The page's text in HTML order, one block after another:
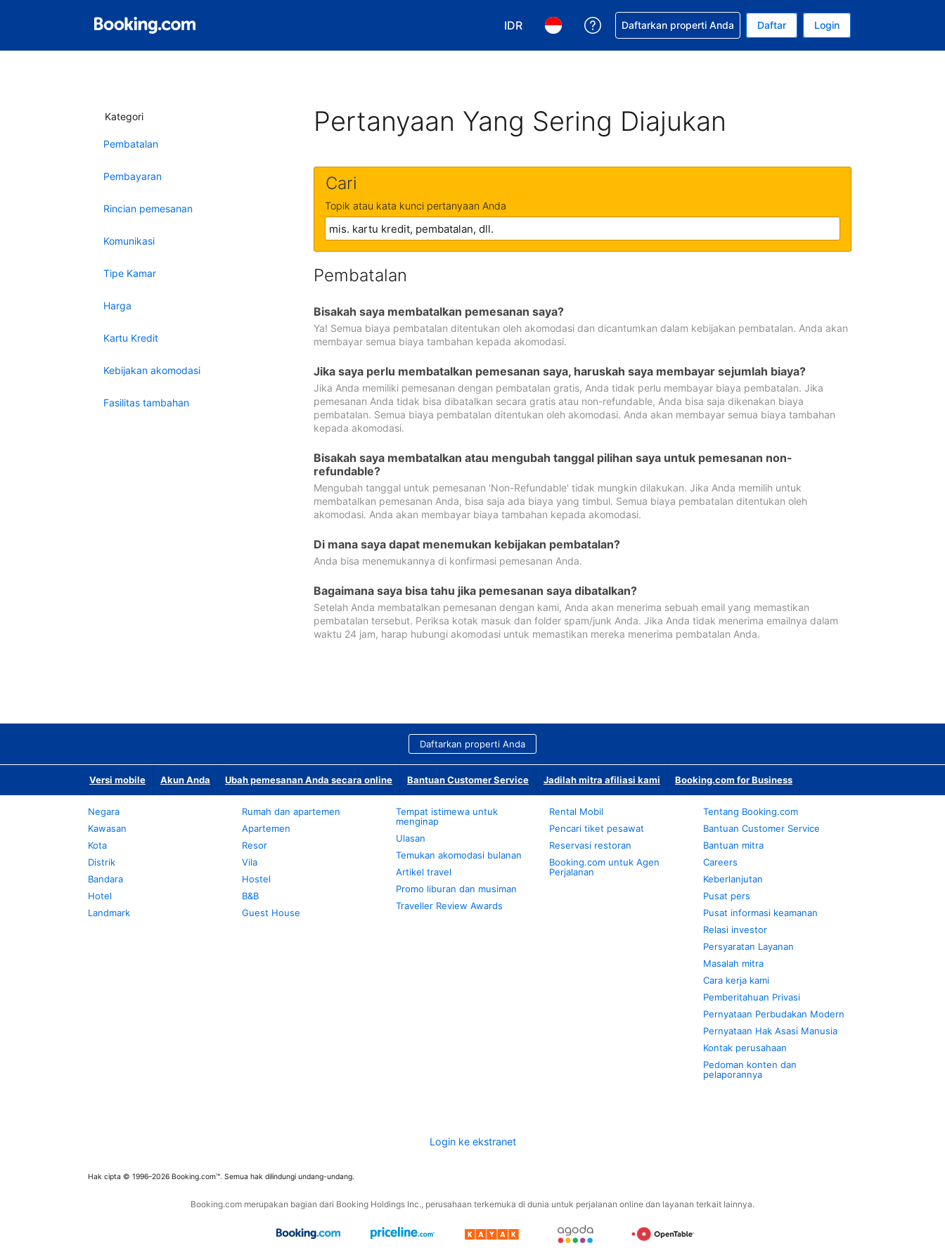
IDR
Pilih mata uang Anda. Mata uang Anda saat ini adalah Rupiah Indonesia
Pilih bahasa Anda. Bahasa Anda saat ini adalah Bahasa Indonesia
Dapatkan bantuan untuk pemesanan Anda
Daftarkan properti Anda Daftar Login
Kategori
Pembatalan
Pembayaran
Rincian pemesanan
Komunikasi
Tipe Kamar
Harga
Kartu Kredit
Kebijakan akomodasi
Fasilitas tambahan
Pertanyaan Yang Sering Diajukan
Cari
Topik atau kata kunci pertanyaan Anda
Pembatalan
Bisakah saya membatalkan pemesanan saya?
Ya! Semua biaya pembatalan ditentukan oleh akomodasi dan dicantumkan dalam kebijakan pembatalan. Anda akan
membayar semua biaya tambahan kepada akomodasi.
Jika saya perlu membatalkan pemesanan saya, haruskah saya membayar sejumlah biaya?
Jika Anda memiliki pemesanan dengan pembatalan gratis, Anda tidak perlu membayar biaya pembatalan. Jika
pemesanan Anda tidak bisa dibatalkan secara gratis atau non-refundable, Anda bisa saja dikenakan biaya
pembatalan. Semua biaya pembatalan ditentukan oleh akomodasi. Anda akan membayar semua biaya tambahan
kepada akomodasi.
Bisakah saya membatalkan atau mengubah tanggal pilihan saya untuk pemesanan non-
refundable?
Mengubah tanggal untuk pemesanan 'Non-Refundable' tidak mungkin dilakukan. Jika Anda memilih untuk
membatalkan pemesanan Anda, bisa saja ada biaya yang timbul. Semua biaya pembatalan ditentukan oleh
akomodasi. Anda akan membayar biaya tambahan kepada akomodasi.
Di mana saya dapat menemukan kebijakan pembatalan?
Anda bisa menemukannya di konfirmasi pemesanan Anda.
Bagaimana saya bisa tahu jika pemesanan saya dibatalkan?
Setelah Anda membatalkan pemesanan dengan kami, Anda akan menerima sebuah email yang memastikan
pembatalan tersebut. Periksa kotak masuk dan folder spam/junk Anda. Jika Anda tidak menerima emailnya dalam
waktu 24 jam, harap hubungi akomodasi untuk memastikan mereka menerima pembatalan Anda.
Daftarkan properti Anda
Versi mobile Akun Anda Ubah pemesanan Anda secara online Bantuan Customer Service Jadilah mitra afiliasi kami Booking.com for Business
Negara
Kawasan
Kota
Distrik
Bandara
Hotel
Landmark
Rumah dan apartemen
Apartemen
Resor
Vila
Hostel
B&B
Guest House
Tempat istimewa untuk
menginap
Ulasan
Temukan akomodasi bulanan
Artikel travel
Promo liburan dan musiman
Traveller Review Awards
Rental Mobil
Pencari tiket pesawat
Reservasi restoran
Booking.com untuk Agen
Perjalanan
Tentang Booking.com
Bantuan Customer Service
Bantuan mitra
Careers
Keberlanjutan
Pusat pers
Pusat informasi keamanan
Relasi investor
Persyaratan Layanan
Masalah mitra
Cara kerja kami
Pemberitahuan Privasi
Pernyataan Perbudakan Modern
Pernyataan Hak Asasi Manusia
Kontak perusahaan
Pedoman konten dan
pelaporannya
Login ke ekstranet
Hak cipta © 1996–2026 Booking.com™. Semua hak dilindungi undang-undang.
Booking.com merupakan bagian dari Booking Holdings Inc., perusahaan terkemuka di dunia untuk perjalanan online dan layanan terkait lainnya.